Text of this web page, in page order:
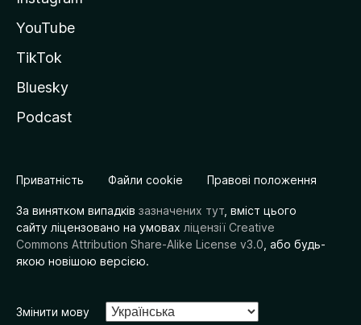
YouTube
TikTok
Bluesky
Podcast
Приватність Файли cookie Правові положення
За винятком випадків зазначених тут , вміст цього
сайту ліцензовано на умовах ліцензії Creative
Commons Attribution Share-Alike License v3.0 , або будь-
якою новішою версією.
Змінити мову